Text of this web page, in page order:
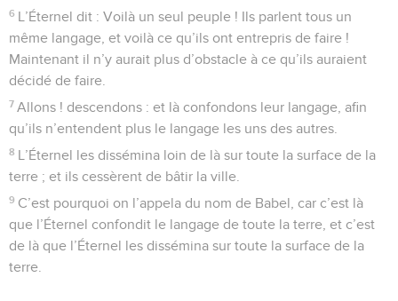
6 L’Éternel dit : Voilà un seul peuple ! Ils parlent tous un
même langage, et voilà ce qu’ils ont entrepris de faire !
Maintenant il n’y aurait plus d’obstacle à ce qu’ils auraient
décidé de faire.
7 Allons ! descendons : et là confondons leur langage, afin
qu’ils n’entendent plus le langage les uns des autres.
8 L’Éternel les dissémina loin de là sur toute la surface de la
terre ; et ils cessèrent de bâtir la ville.
9 C’est pourquoi on l’appela du nom de Babel, car c’est là
que l’Éternel confondit le langage de toute la terre, et c’est
de là que l’Éternel les dissémina sur toute la surface de la
terre.